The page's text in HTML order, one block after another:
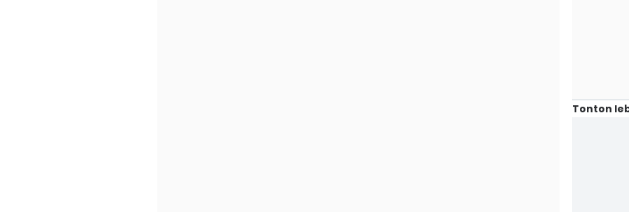
Tonton